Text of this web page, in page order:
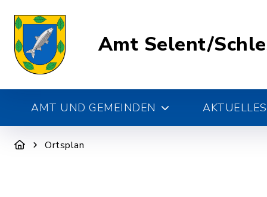
Amt Selent/
AMT UND GEMEINDEN AKTUELLES
Ortsplan